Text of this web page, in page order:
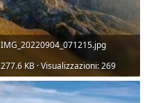
IMG_20220904_071215.jpg
277.6 KB · Visualizzazioni: 269